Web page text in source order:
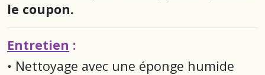
le coupon.
Entretien :
• Nettoyage avec une éponge humide